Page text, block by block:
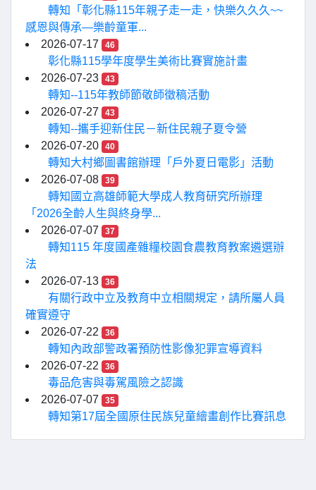
轉知「彰化縣115年親子走一走，快樂久久久~~
感恩與傳承—樂齡童軍...
2026-07-17
46
彰化縣115學年度學生美術比賽實施計畫
2026-07-23
43
轉知--115年教師節敬師徵稿活動
2026-07-27
43
轉知--攜手迎新住民－新住民親子夏令營
2026-07-20
40
轉知大村鄉圖書館辦理「戶外夏日電影」活動
2026-07-08
39
轉知國立高雄師範大學成人教育研究所辦理
「2026全齡人生與終身學...
2026-07-07
37
轉知115 年度國產雜糧校園食農教育教案遴選辦
法
2026-07-13
36
有關行政中立及教育中立相關規定，請所屬人員
確實遵守
2026-07-22
36
轉知內政部警政署預防性影像犯罪宣導資料
2026-07-22
36
毒品危害與毒駕風險之認識
2026-07-07
35
轉知第17屆全國原住民族兒童繪畫創作比賽訊息